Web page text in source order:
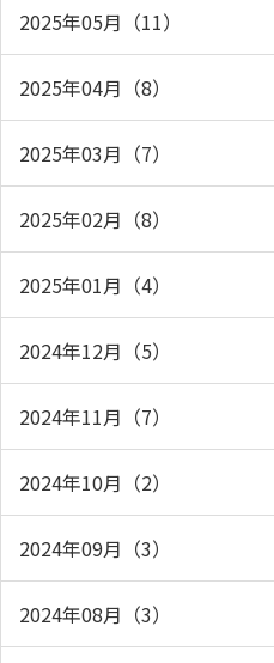
2025年05月（11）
2025年04月（8）
2025年03月（7）
2025年02月（8）
2025年01月（4）
2024年12月（5）
2024年11月（7）
2024年10月（2）
2024年09月（3）
2024年08月（3）